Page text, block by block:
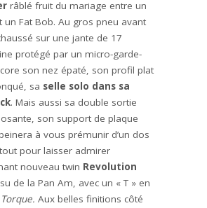
râblé fruit du mariage entre un
un Fat Bob. Au gros pneu avant
sur une jante de 17
protégé par un micro-garde-
son nez épaté, son profil plat
sa selle solo dans sa
. Mais aussi sa double sortie
son support de plaque
à vous prémunir d’un dos
pour laisser admirer
nouveau twin Revolution
de la Pan Am, avec un « T » en
Torque. Aux belles finitions côté